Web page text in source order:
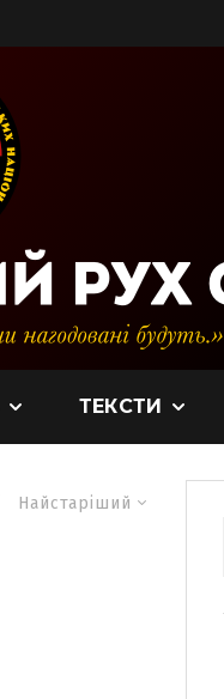
ТЕКСТИ
Найстаріший